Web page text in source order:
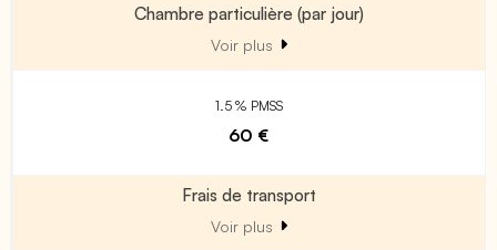
Chambre particulière (par jour)
Voir plus
1.5 % PMSS
60 €
Frais de transport
Voir plus